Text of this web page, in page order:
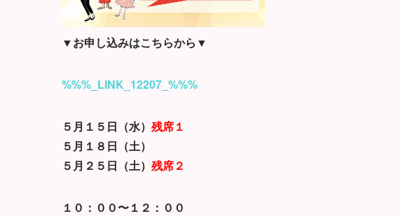
▼お申し込みはこちらから▼
%%%_LINK_12207_%%%
５月１５日（水） 残席１
５月１８日（土）
５月２５日（土） 残席２
１０：００〜１２：００